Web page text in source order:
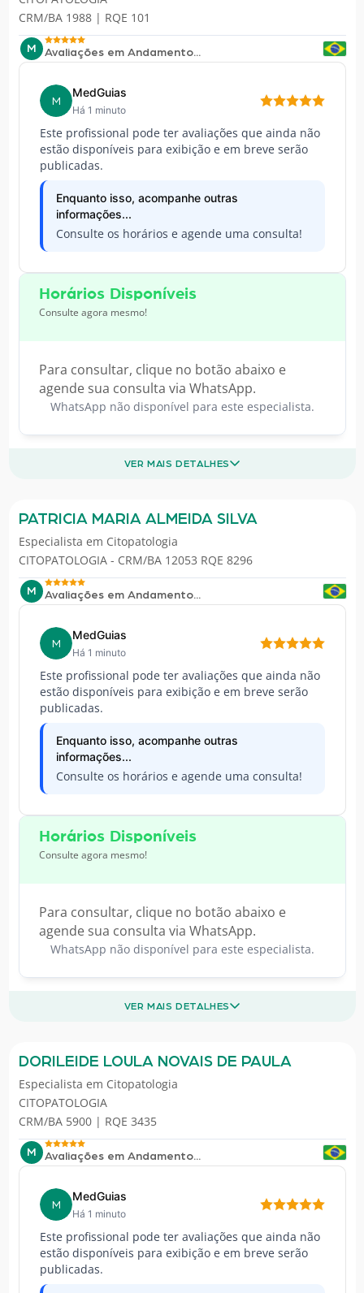
CRM/BA 1988 | RQE 101
M Avaliações em Andamento...
M
MedGuias
Há 1 minuto
Este profissional pode ter avaliações que ainda não
estão disponíveis para exibição e em breve serão
publicadas.
Enquanto isso, acompanhe outras
informações...
Consulte os horários e agende uma consulta!
Horários Disponíveis
Consulte agora mesmo!
Para consultar, clique no botão abaixo e
agende sua consulta via WhatsApp.
WhatsApp não disponível para este especialista.
VER MAIS DETALHES
PATRICIA MARIA ALMEIDA SILVA
Especialista em Citopatologia
CITOPATOLOGIA - CRM/BA 12053 RQE 8296
M Avaliações em Andamento...
M
MedGuias
Há 1 minuto
Este profissional pode ter avaliações que ainda não
estão disponíveis para exibição e em breve serão
publicadas.
Enquanto isso, acompanhe outras
informações...
Consulte os horários e agende uma consulta!
Horários Disponíveis
Consulte agora mesmo!
Para consultar, clique no botão abaixo e
agende sua consulta via WhatsApp.
WhatsApp não disponível para este especialista.
VER MAIS DETALHES
DORILEIDE LOULA NOVAIS DE PAULA
Especialista em Citopatologia
CITOPATOLOGIA
CRM/BA 5900 | RQE 3435
M Avaliações em Andamento...
M
MedGuias
Há 1 minuto
Este profissional pode ter avaliações que ainda não
estão disponíveis para exibição e em breve serão
publicadas.